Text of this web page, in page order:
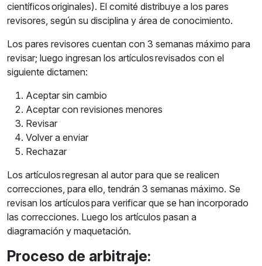
científicos originales). El comité distribuye a los pares
revisores, según su disciplina y área de conocimiento.
Los pares revisores cuentan con 3 semanas máximo para
revisar; luego ingresan los artículos revisados con el
siguiente dictamen:
Aceptar sin cambio
Aceptar con revisiones menores
Revisar
Volver a enviar
Rechazar
Los artículos regresan al autor para que se realicen
correcciones, para ello, tendrán 3 semanas máximo. Se
revisan los artículos para verificar que se han incorporado
las correcciones. Luego los artículos pasan a
diagramación y maquetación.
Proceso de arbitraje: